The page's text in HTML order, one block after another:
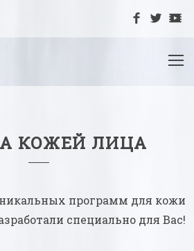
КОЖЕЙ ЛИЦА
программ для кожи
специально для Вас!